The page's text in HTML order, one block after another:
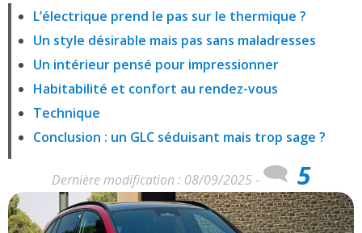
L’électrique prend le pas sur le thermique ?
Un style désirable mais pas sans maladresses
Un intérieur pensé pour impressionner
Habitabilité et confort au rendez-vous
Technique
Conclusion : un GLC séduisant mais trop sage ?
Dernière modification : 08/09/2025 - 5